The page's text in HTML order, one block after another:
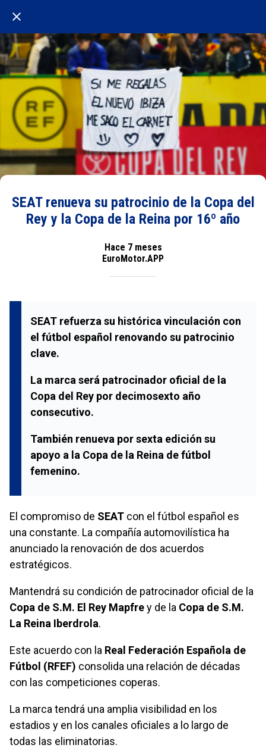
SEAT renueva su patrocinio de la Copa del
Rey y la Copa de la Reina por 16º año
Hace 7 meses
EuroMotor.APP
SEAT refuerza su histórica vinculación con
el fútbol español renovando su patrocinio
clave.
La marca será patrocinador oficial de la
Copa del Rey por decimosexto año
consecutivo.
También renueva por sexta edición su
apoyo a la Copa de la Reina de fútbol
femenino.
El compromiso de SEAT con el fútbol español es
una constante. La compañía automovilística ha
anunciado la renovación de dos acuerdos
estratégicos.
Mantendrá su condición de patrocinador oficial de la
Copa de S.M. El Rey Mapfrey de la Copa de S.M.
La Reina Iberdrola.
Este acuerdo con la Real Federación Española de
Fútbol (RFEF) consolida una relación de décadas
con las competiciones coperas.
La marca tendrá una amplia visibilidad en los
estadios y en los canales oficiales a lo largo de
todas las eliminatorias.